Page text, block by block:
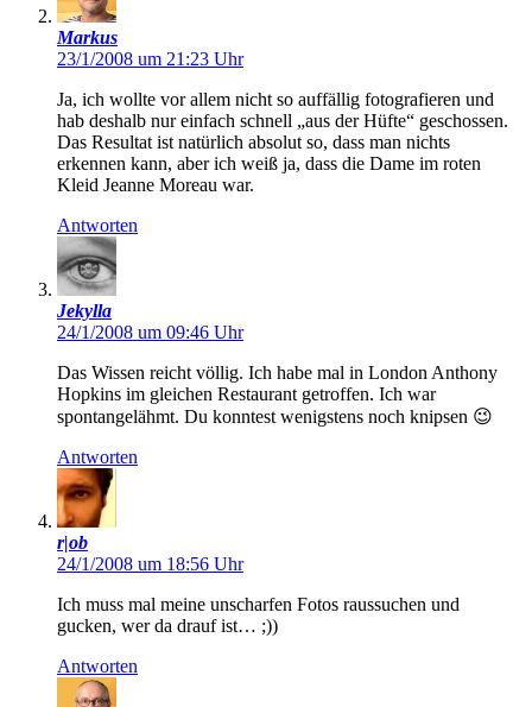
Markus
23/1/2008 um 21:23 Uhr
Ja, ich wollte vor allem nicht so auffällig fotografieren und
hab deshalb nur einfach schnell „aus der Hüfte“ geschossen.
Das Resultat ist natürlich absolut so, dass man nichts
erkennen kann, aber ich weiß ja, dass die Dame im roten
Kleid Jeanne Moreau war.
Antworten
Jekylla
24/1/2008 um 09:46 Uhr
Das Wissen reicht völlig. Ich habe mal in London Anthony
Hopkins im gleichen Restaurant getroffen. Ich war
spontangelähmt. Du konntest wenigstens noch knipsen 😉
Antworten
r|ob
24/1/2008 um 18:56 Uhr
Ich muss mal meine unscharfen Fotos raussuchen und
gucken, wer da drauf ist… ;))
Antworten